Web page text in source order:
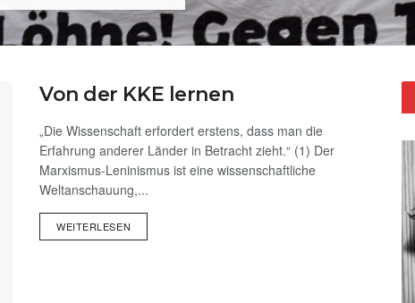
Von der KKE lernen
„Die Wissenschaft erfordert erstens, dass man die
Erfahrung anderer Länder in Betracht zieht.“ (1) Der
Marxismus-Leninismus ist eine wissenschaftliche
Weltanschauung,...
WEITERLESEN